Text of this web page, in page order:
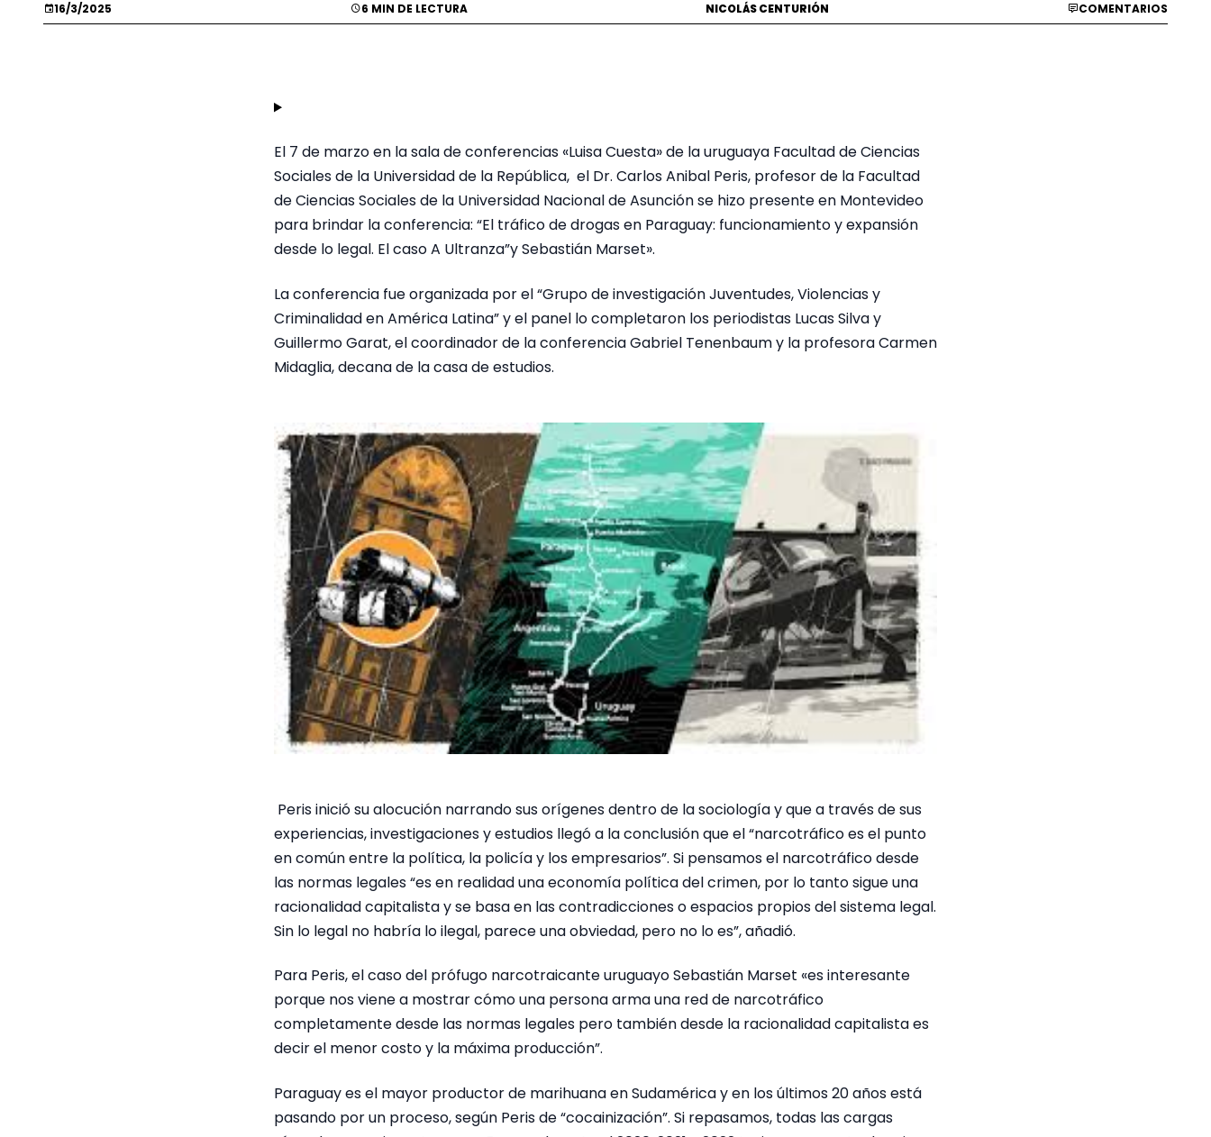
16/3/2025 6 MIN DE LECTURA NICOLÁS CENTURIÓN COMENTARIOS
El 7 de marzo en la sala de conferencias «Luisa Cuesta» de la uruguaya Facultad de Ciencias
Sociales de la Universidad de la República, el Dr. Carlos Anibal Peris, profesor de la Facultad
de Ciencias Sociales de la Universidad Nacional de Asunción se hizo presente en Montevideo
para brindar la conferencia: “El tráfico de drogas en Paraguay: funcionamiento y expansión
desde lo legal. El caso A Ultranza”y Sebastián Marset».
La conferencia fue organizada por el “Grupo de investigación Juventudes, Violencias y
Criminalidad en América Latina” y el panel lo completaron los periodistas Lucas Silva y
Guillermo Garat, el coordinador de la conferencia Gabriel Tenenbaum y la profesora Carmen
Midaglia, decana de la casa de estudios.
Peris inició su alocución narrando sus orígenes dentro de la sociología y que a través de sus
experiencias, investigaciones y estudios llegó a la conclusión que el “narcotráfico es el punto
en común entre la política, la policía y los empresarios”. Si pensamos el narcotráfico desde
las normas legales “es en realidad una economía política del crimen, por lo tanto sigue una
racionalidad capitalista y se basa en las contradicciones o espacios propios del sistema legal.
Sin lo legal no habría lo ilegal, parece una obviedad, pero no lo es”, añadió.
Para Peris, el caso del prófugo narcotraicante uruguayo Sebastián Marset «es interesante
porque nos viene a mostrar cómo una persona arma una red de narcotráfico
completamente desde las normas legales pero también desde la racionalidad capitalista es
decir el menor costo y la máxima producción”.
Paraguay es el mayor productor de marihuana en Sudamérica y en los últimos 20 años está
pasando por un proceso, según Peris de “cocainización”. Si repasamos, todas las cargas